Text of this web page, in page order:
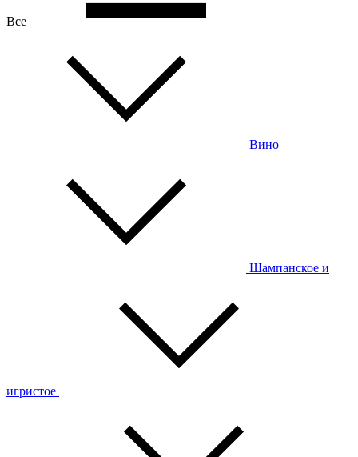
Все
Вино
Шампанское и
игристое